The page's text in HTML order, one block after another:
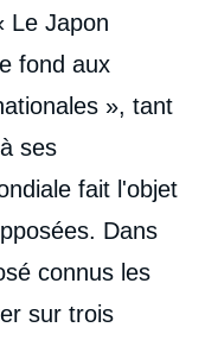
Le Japon
fond aux
», tant
ses
fait l'objet
Dans
connus les
sur trois